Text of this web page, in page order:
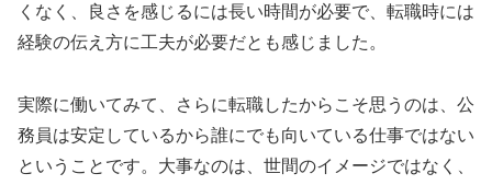
くなく、良さを感じるには長い時間が必要で、転職時には
経験の伝え方に工夫が必要だとも感じました。
実際に働いてみて、さらに転職したからこそ思うのは、公
務員は安定しているから誰にでも向いている仕事ではない
ということです。大事なのは、世間のイメージではなく、